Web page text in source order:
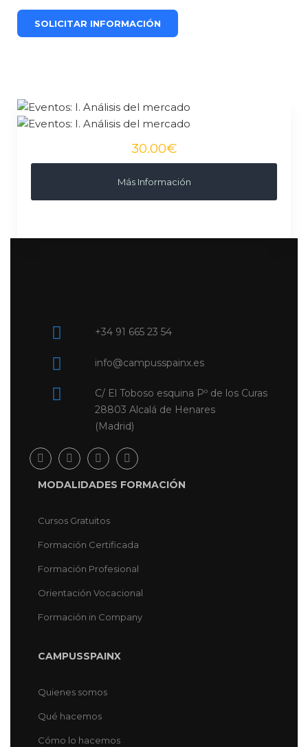
30.00€
Más Información
+34 91 665 23 54
info@campusspainx.es
C/ El Toboso esquina Pº de los Curas
28803 Alcalá de Henares
(Madrid)
MODALIDADES FORMACIÓN
Cursos Gratuitos
Formación Certificada
Formación Profesional
Orientación Vocacional
Formación in Company
CAMPUSSPAINX
Quienes somos
Qué hacemos
Cómo lo hacemos